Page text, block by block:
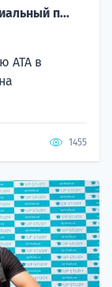
п...
ATA в
1455